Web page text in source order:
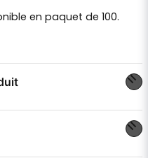
en paquet de 100.
produit